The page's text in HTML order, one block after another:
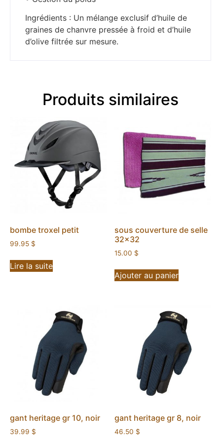
Ingrédients : Un mélange exclusif d’huile de
graines de chanvre pressée à froid et d’huile
d’olive filtrée sur mesure.
Produits similaires
bombe troxel petit
99.95 $
Lire la suite
sous couverture de selle
32×32
15.00 $
Ajouter au panier
gant heritage gr 10, noir
39.99 $
gant heritage gr 8, noir
46.50 $